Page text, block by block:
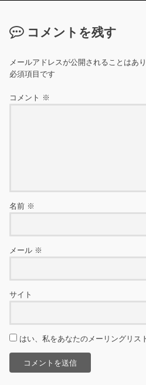
コメントを残す
メールアドレスが公開されることはあり
必須項目です
コメント ※
名前 ※
メール ※
サイト
はい、私をあなたのメーリングリス